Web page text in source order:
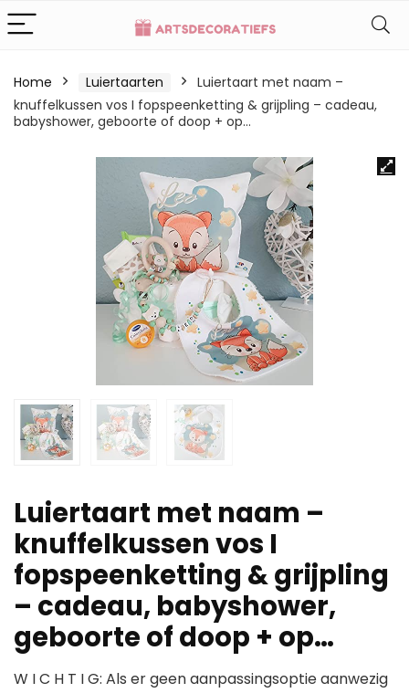
Home Luiertaarten
Luiertaart met naam –
knuffelkussen vos I fopspeenketting & grijpling – cadeau,
babyshower, geboorte of doop + op…
Luiertaart met naam –
knuffelkussen vos I
fopspeenketting & grijpling
– cadeau, babyshower,
geboorte of doop + op…
W I C H T I G: Als er geen aanpassingsoptie aanwezig